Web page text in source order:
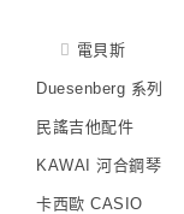
電貝斯
Duesenberg 系列
民謠吉他配件
KAWAI 河合鋼琴
卡西歐 CASIO